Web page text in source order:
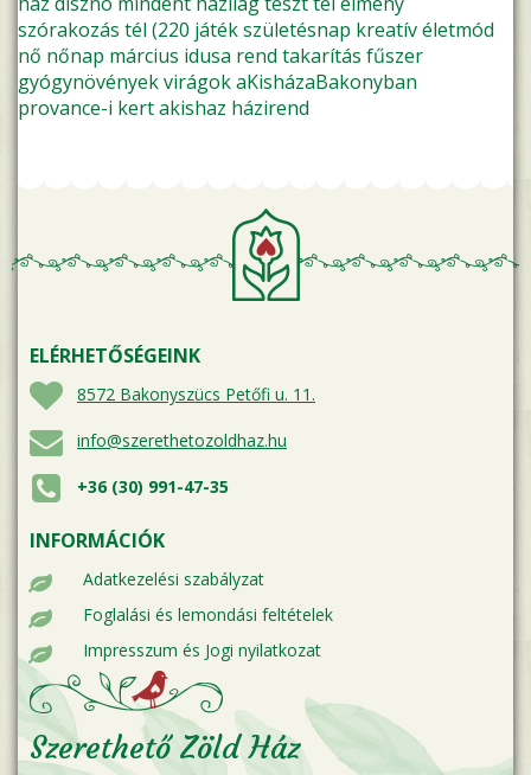
szórakozás tél (220 játékszületésnap kreatív életmód
nő nőnap március idusa rend takarítás fűszer
gyógynövényekvirágokaKisházaBakonyban
provance-i kertakishaz házirend
ELÉRHETŐSÉGEINK
8572 Bakonyszücs Petőfi u. 11.
info@szerethetozoldhaz.hu
+36 (30) 991-47-35
INFORMÁCIÓK
Adatkezelési szabályzat
Foglalási és lemondási feltételek
Impresszum és Jogi nyilatkozat
Szerethető Zöld Ház